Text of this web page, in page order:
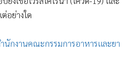
อย่างใด
นักงานคณะกรรมการอาหารและยา